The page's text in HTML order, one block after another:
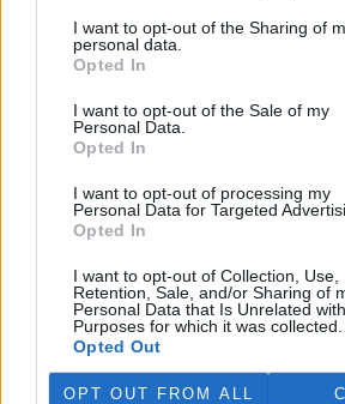
I want to opt-out of the Sharing of
personal data.
Opted In
I want to opt-out of the Sale of my
Personal Data.
Opted In
I want to opt-out of processing my
Personal Data for Targeted
Opted In
I want to opt-out of Collection, Use,
Retention, Sale, and/or Sharing of
Personal Data that Is Unrelated
Purposes for which it was collected.
Opted Out
OPT OUT FROM ALL
Podle neurovědce Segeva nejsou ryby
než lidé, pouze si prošly jinou
mozek se vyvíjel odděleně více než
obratlovci mnoho společného. A právě
společných principů patří mezi hlavní
biologických věd univerzity Bena
Shachar Givon, jeden z autorů studie,
podobnou zkušenost zažívají i lidé při
i pro ně zpočátku nepřirozené a
mozek pochopí souvislosti mezi
stane se nová činnost téměř
Experiment se zlatými rybkami tak
ukázkou zvířat za volantem.